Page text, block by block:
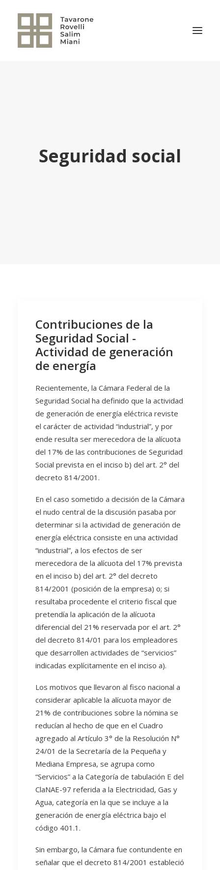
TRANSACCIONES RELEVANTES
CULTURA TRSM
Seguridad social
Contribuciones de la
Seguridad Social -
Actividad de generación
de energía
Recientemente, la Cámara Federal de la
Seguridad Social ha definido que la actividad
de generación de energía eléctrica reviste
el carácter de actividad “industrial”, y por
ende resulta ser merecedora de la alícuota
del 17% de las contribuciones de Seguridad
Social prevista en el inciso b) del art. 2° del
decreto 814/2001.
En el caso sometido a decisión de la Cámara
el nudo central de la discusión pasaba por
determinar si la actividad de generación de
energía eléctrica consiste en una actividad
“industrial”, a los efectos de ser
merecedora de la alícuota del 17% prevista
en el inciso b) del art. 2° del decreto
814/2001 (posición de la empresa) o; si
resultaba procedente el criterio fiscal que
pretendía la aplicación de la alícuota
diferencial del 21% reservada por el art. 2°
del decreto 814/01 para los empleadores
que desarrollen actividades de “servicios”
indicadas explícitamente en el inciso a).
Los motivos que llevaron al fisco nacional a
considerar aplicable la alícuota mayor de
21% de contribuciones sobre la nómina se
reducían al hecho de que en el Cuadro
agregado al Artículo 3° de la Resolución N°
24/01 de la Secretaría de la Pequeña y
Mediana Empresa, se agrupa como
“Servicios” a la Categoría de tabulación E del
ClaNAE-97 referida a la Electricidad, Gas y
Agua, categoría en la que se incluye a la
generación de energía eléctrica bajo el
código 401.1.
Sin embargo, la Cámara fue contundente en
señalar que el decreto 814/2001 estableció